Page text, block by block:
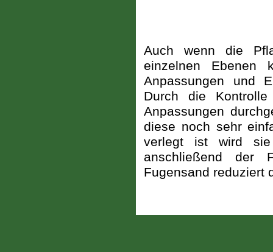
Auch wenn die
einzelnen Ebenen
Anpassungen und
Durch die
Anpassungen
diese noch sehr
verlegt ist wird
anschließend der
Fugensand reduziert